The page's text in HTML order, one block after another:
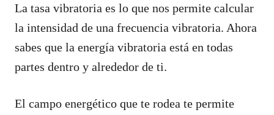
La tasa vibratoria es lo que nos permite calcular
la intensidad de una frecuencia vibratoria. Ahora
sabes que la energía vibratoria está en todas
partes dentro y alrededor de ti.
El campo energético que te rodea te permite